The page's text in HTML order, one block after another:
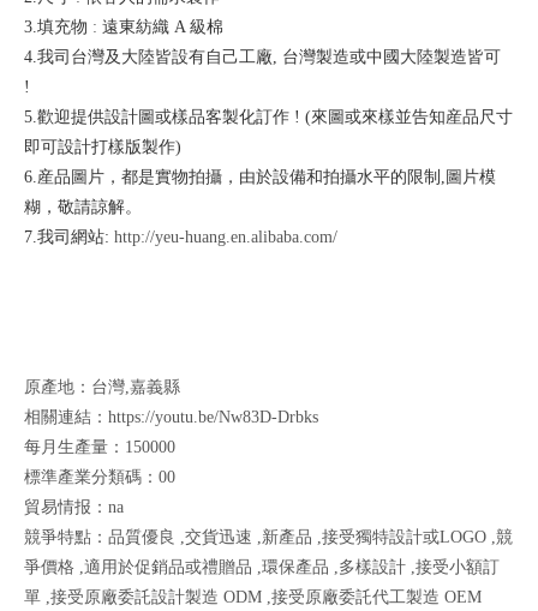
3.填充物 : 遠東紡織 A 級棉
4.我司台灣及大陸皆設有自己工廠, 台灣製造或中國大陸製造皆可
!
5.歡迎提供設計圖或樣品客製化訂作 ! (來圖或來樣並告知産品尺寸
即可設計打樣版製作)
6.産品圖片，都是實物拍攝，由於設備和拍攝水平的限制 , 圖片模
糊，敬請諒解。
7.我司網站: http://yeu-huang.en.alibaba.com/
原產地：台灣,嘉義縣
相關連結：https://youtu.be/Nw83D-Drbks
每月生產量：150000
標準產業分類碼：00
貿易情报：na
競爭特點：品質優良 ,交貨迅速 ,新產品 ,接受獨特設計或LOGO ,競
爭價格 ,適用於促銷品或禮贈品 ,環保產品 ,多樣設計 ,接受小額訂
單 ,接受原廠委託設計製造 ODM ,接受原廠委託代工製造 OEM